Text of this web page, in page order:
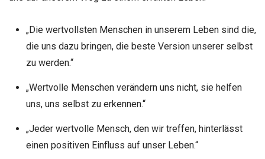
„Die wertvollsten Menschen in unserem Leben sind die,
die uns dazu bringen, die beste Version unserer selbst
zu werden.“
„Wertvolle Menschen verändern uns nicht, sie helfen
uns, uns selbst zu erkennen.“
„Jeder wertvolle Mensch, den wir treffen, hinterlässt
einen positiven Einfluss auf unser Leben.“